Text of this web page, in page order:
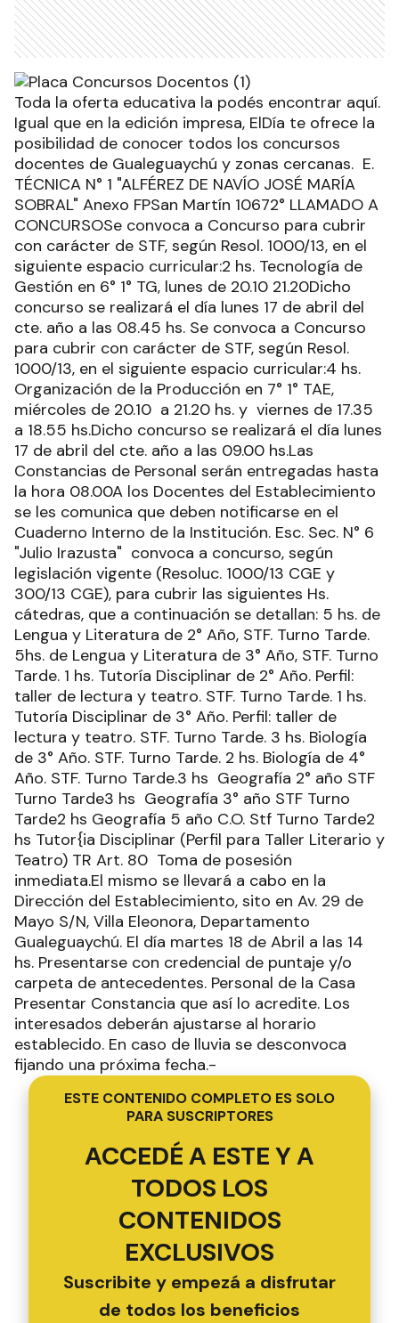
Toda la oferta educativa la podés encontrar aquí.
Igual que en la edición impresa, ElDía te ofrece la
posibilidad de conocer todos los concursos
docentes de Gualeguaychú y zonas cercanas. E.
TÉCNICA N° 1 "ALFÉREZ DE NAVÍO JOSÉ MARÍA
SOBRAL" Anexo FPSan Martín 10672° LLAMADO A
CONCURSOSe convoca a Concurso para cubrir
con carácter de STF, según Resol. 1000/13, en el
siguiente espacio curricular:2 hs. Tecnología de
Gestión en 6° 1° TG, lunes de 20.10 21.20Dicho
concurso se realizará el día lunes 17 de abril del
cte. año a las 08.45 hs. Se convoca a Concurso
para cubrir con carácter de STF, según Resol.
1000/13, en el siguiente espacio curricular:4 hs.
Organización de la Producción en 7° 1° TAE,
miércoles de 20.10 a 21.20 hs. y viernes de 17.35
a 18.55 hs.Dicho concurso se realizará el día lunes
17 de abril del cte. año a las 09.00 hs.Las
Constancias de Personal serán entregadas hasta
la hora 08.00A los Docentes del Establecimiento
se les comunica que deben notificarse en el
Cuaderno Interno de la Institución. Esc. Sec. N° 6
"Julio Irazusta" convoca a concurso, según
legislación vigente (Resoluc. 1000/13 CGE y
300/13 CGE), para cubrir las siguientes Hs.
cátedras, que a continuación se detallan: 5 hs. de
Lengua y Literatura de 2° Año, STF. Turno Tarde.
5hs. de Lengua y Literatura de 3° Año, STF. Turno
Tarde. 1 hs. Tutoría Disciplinar de 2° Año. Perfil:
taller de lectura y teatro. STF. Turno Tarde. 1 hs.
Tutoría Disciplinar de 3° Año. Perfil: taller de
lectura y teatro. STF. Turno Tarde. 3 hs. Biología
de 3° Año. STF. Turno Tarde. 2 hs. Biología de 4°
Año. STF. Turno Tarde.3 hs Geografía 2° año STF
Turno Tarde3 hs Geografía 3° año STF Turno
Tarde2 hs Geografía 5 año C.O. Stf Turno Tarde2
hs Tutor{ia Disciplinar (Perfil para Taller Literario y
Teatro) TR Art. 80 Toma de posesión
inmediata.El mismo se llevará a cabo en la
Dirección del Establecimiento, sito en Av. 29 de
Mayo S/N, Villa Eleonora, Departamento
Gualeguaychú. El día martes 18 de Abril a las 14
hs. Presentarse con credencial de puntaje y/o
carpeta de antecedentes. Personal de la Casa
Presentar Constancia que así lo acredite. Los
interesados deberán ajustarse al horario
establecido. En caso de lluvia se desconvoca
fijando una próxima fecha.-
ESTE CONTENIDO COMPLETO ES SOLO
PARA SUSCRIPTORES
ACCEDÉ A ESTE Y A
TODOS LOS
CONTENIDOS
EXCLUSIVOS
Suscribite y empezá a disfrutar
de todos los beneficios